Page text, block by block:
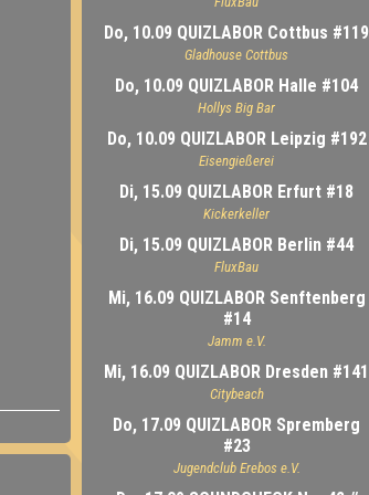
Do, 10.09 QUIZLABOR Cottbus #119
Gladhouse Cottbus
Do, 10.09 QUIZLABOR Halle #104
Hollys Big Bar
Do, 10.09 QUIZLABOR Leipzig #192
Eisengießerei
Di, 15.09 QUIZLABOR Erfurt #18
Kickerkeller
Di, 15.09 QUIZLABOR Berlin #44
FluxBau
Mi, 16.09 QUIZLABOR Senftenberg
#14
Jamm e.V.
Mi, 16.09 QUIZLABOR Dresden #141
Citybeach
Do, 17.09 QUIZLABOR Spremberg
#23
Jugendclub Erebos e.V.